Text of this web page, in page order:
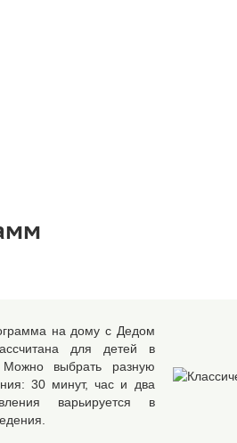
на дому с Дедом
для детей в
выбрать разную
30 минут, час и два
варьируется в